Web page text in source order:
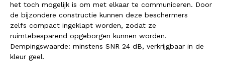
het toch mogelijk is om met elkaar te communiceren. Door
de bijzondere constructie kunnen deze beschermers
zelfs compact ingeklapt worden, zodat ze
ruimtebesparend opgeborgen kunnen worden.
Dempingswaarde: minstens SNR 24 dB, verkrijgbaar in de
kleur geel.